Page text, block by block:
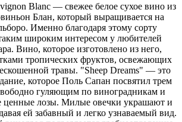
Blanc — свежее белое сухое вино из
Блан, который выращивается на
Именно благодаря этому сорту
широким интересом у любителей
Вино, которое изготовлено из него,
тропических фруктов, освежающих
травы. "Sheep Dreams" — это
которое Поль Сапан посвятил трем
гуляющим по виноградникам и
лозы. Милые овечки украшают и
ей забавный и легко узнаваемый вид.